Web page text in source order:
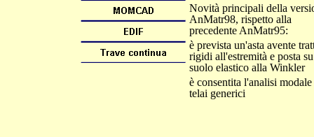
Novità principali della
AnMatr98, rispetto alla
precedente AnMatr95:
è prevista un'asta avente
rigidi all'estremità e posta su
suolo elastico alla Winkler
è consentita l'analisi modale
telai generici